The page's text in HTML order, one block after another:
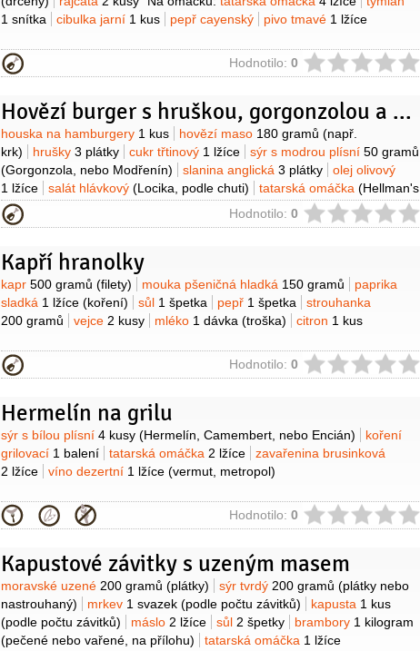
1 snítka
cibulka jarní 1 kus pepř cayenský pivo tmavé 1 lžíce
Kategorie Hodnotilo: 0
Hovězí burger s hruškou, gorgonzolou a tatarkou
Suroviny
houska na hamburgery 1 kus hovězí maso 180 gramů (např.
krk)
hrušky 3 plátky cukr třtinový 1 lžíce sýr s modrou plísní 50 gramů
(Gorgonzola, nebo Modřenín)
slanina anglická 3 plátky
olej olivový
1 lžíce
salát hlávkový (Locika, podle chuti) tatarská omáčka (Hellman's
podle chuti )
Kategorie Hodnotilo: 0
Kapří hranolky
Suroviny
kapr 500 gramů (filety) mouka pšeničná hladká 150 gramů
paprika
sladká 1 lžíce (koření) sůl 1 špetka pepř 1 špetka
strouhanka
200 gramů
vejce 2 kusy mléko 1 dávka (troška) citron 1 kus
Kategorie Hodnotilo: 0
Hermelín na grilu
Suroviny
sýr s bílou plísní 4 kusy (Hermelín, Camembert, nebo Encián)
koření
grilovací 1 balení tatarská omáčka 2 lžíce
zavařenina brusinková
2 lžíce
víno dezertní 1 lžíce (vermut, metropol)
Kategorie Hodnotilo: 0
Kapustové závitky s uzeným masem
Suroviny
moravské uzené 200 gramů (plátky) sýr tvrdý 200 gramů (plátky nebo
nastrouhaný)
mrkev 1 svazek (podle počtu závitků) kapusta 1 kus
(podle počtu závitků)
máslo 2 lžíce sůl 2 špetky brambory 1 kilogram
(pečené nebo vařené, na přílohu)
tatarská omáčka 1 lžíce